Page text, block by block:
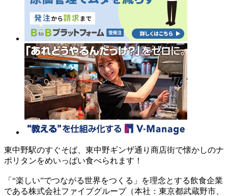
東中野駅のすぐそば、東中野ギンザ通り商店街で懐かしのナ
ポリタンをめいっぱい食べられます！
「“楽しい”でつながる世界をつくる」を理念とする飲食企業
である株式会社ファイブグループ（本社：東京都武蔵野市、